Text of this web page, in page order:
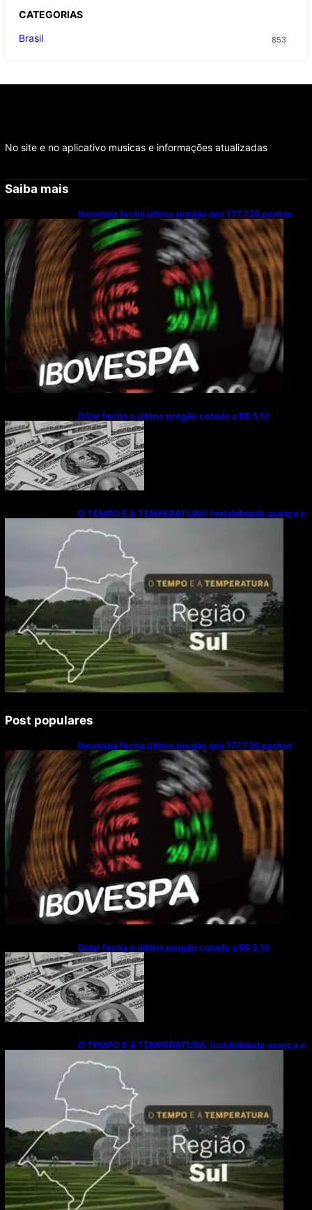
CATEGORIAS
Brasil
853
No site e no aplicativo musicas e informações atualizadas
Saiba mais
Ibovespa fecha último pregão aos 177.726 pontos
Dólar fecha o último pregão cotado a R$ 5,12
O TEMPO E A TEMPERATURA: Instabilidade avança e
Post populares
Ibovespa fecha último pregão aos 177.726 pontos
Dólar fecha o último pregão cotado a R$ 5,12
O TEMPO E A TEMPERATURA: Instabilidade avança e